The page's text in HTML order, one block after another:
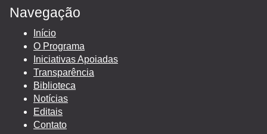
Navegação
Início
O Programa
Iniciativas Apoiadas
Transparência
Biblioteca
Notícias
Editais
Contato